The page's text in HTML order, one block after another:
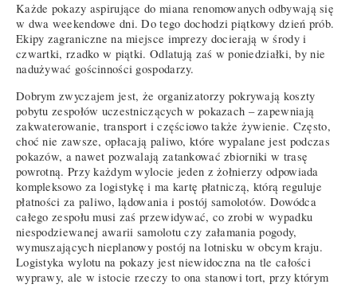
Każde pokazy aspirujące do miana renomowanych odbywają się
w dwa weekendowe dni. Do tego dochodzi piątkowy dzień prób.
Ekipy zagraniczne na miejsce imprezy docierają w środy i
czwartki, rzadko w piątki. Odlatują zaś w poniedziałki, by nie
nadużywać gościnności gospodarzy.
Dobrym zwyczajem jest, że organizatorzy pokrywają koszty
pobytu zespołów uczestniczących w pokazach – zapewniają
zakwaterowanie, transport i częściowo także żywienie. Często,
choć nie zawsze, opłacają paliwo, które wypalane jest podczas
pokazów, a nawet pozwalają zatankować zbiorniki w trasę
powrotną. Przy każdym wylocie jeden z żołnierzy odpowiada
kompleksowo za logistykę i ma kartę płatniczą, którą reguluje
płatności za paliwo, lądowania i postój samolotów. Dowódca
całego zespołu musi zaś przewidywać, co zrobi w wypadku
niespodziewanej awarii samolotu czy załamania pogody,
wymuszających nieplanowy postój na lotnisku w obcym kraju.
Logistyka wylotu na pokazy jest niewidoczna na tle całości
wyprawy, ale w istocie rzeczy to ona stanowi tort, przy którym